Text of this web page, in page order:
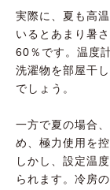
実際に、夏も高
いるとあまり暑
60％です。温度
洗濯物を部屋干
でしょう。
一方で夏の場合
め、極力使用を
しかし、設定温
られます。冷房